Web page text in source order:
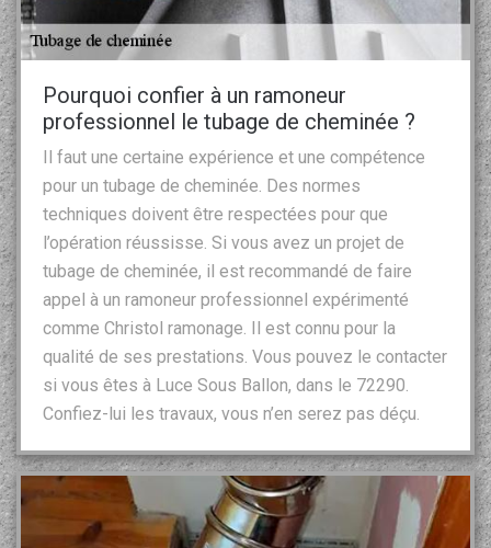
Pourquoi confier à un ramoneur
professionnel le tubage de cheminée ?
Il faut une certaine expérience et une compétence
pour un tubage de cheminée. Des normes
techniques doivent être respectées pour que
l’opération réussisse. Si vous avez un projet de
tubage de cheminée, il est recommandé de faire
appel à un ramoneur professionnel expérimenté
comme Christol ramonage. Il est connu pour la
qualité de ses prestations. Vous pouvez le contacter
si vous êtes à Luce Sous Ballon, dans le 72290.
Confiez-lui les travaux, vous n’en serez pas déçu.